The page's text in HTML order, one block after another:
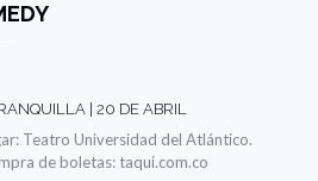
| 20 DE ABRIL
Teatro Universidad del Atlántico.
de boletas: taqui.com.co